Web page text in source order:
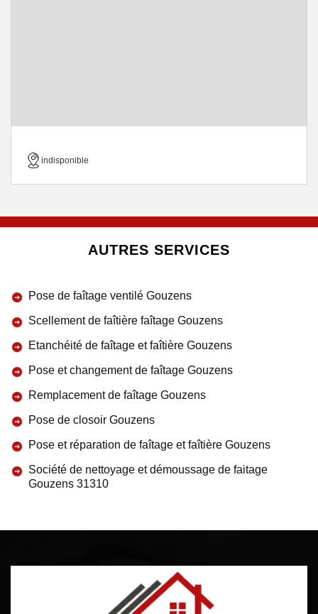
indisponible
AUTRES SERVICES
Pose de faîtage ventilé Gouzens
Scellement de faîtière faîtage Gouzens
Etanchéité de faîtage et faîtière Gouzens
Pose et changement de faîtage Gouzens
Remplacement de faîtage Gouzens
Pose de closoir Gouzens
Pose et réparation de faîtage et faîtière Gouzens
Société de nettoyage et démoussage de faitage
Gouzens 31310